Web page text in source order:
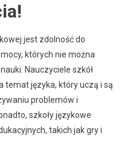
jest zdolność do
których nie można
Nauczyciele szkół
temat języka, który uczą i są
problemów i
szkoły językowe
takich jak gry i